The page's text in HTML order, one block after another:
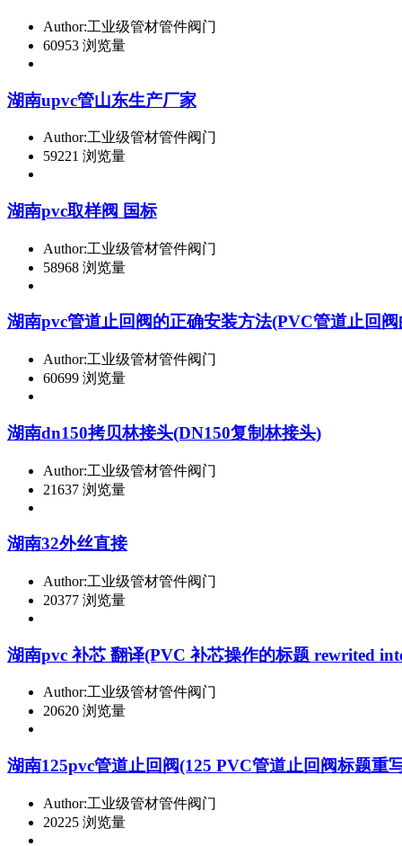
Author:工业级管材管件阀门
60953 浏览量
湖南upvc管山东生产厂家
Author:工业级管材管件阀门
59221 浏览量
湖南pvc取样阀 国标
Author:工业级管材管件阀门
58968 浏览量
湖南pvc管道止回阀的正确安装方法(PVC管道止回
Author:工业级管材管件阀门
60699 浏览量
湖南dn150拷贝林接头(DN150复制林接头)
Author:工业级管材管件阀门
21637 浏览量
湖南32外丝直接
Author:工业级管材管件阀门
20377 浏览量
湖南pvc 补芯 翻译(PVC 补芯操作的标题 rewrited
Author:工业级管材管件阀门
20620 浏览量
湖南125pvc管道止回阀(125 PVC管道止回阀标题重
Author:工业级管材管件阀门
20225 浏览量